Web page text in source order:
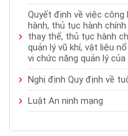
Quyết định về việc
hành, thủ tục hành
thay thế, thủ tục hành
quản lý vũ khí, vật liệu
vi chức năng quản lý của
Nghị định Quy định về
Luật An ninh mạng